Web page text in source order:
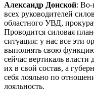
Александр Донской: Во-
всех руководителей
областного УВД,
Проводится силовая
ситуация: у нас все эти
выполнять свою
сейчас вертикаль
их в свой состав, а
себя лояльно по
лояльность.